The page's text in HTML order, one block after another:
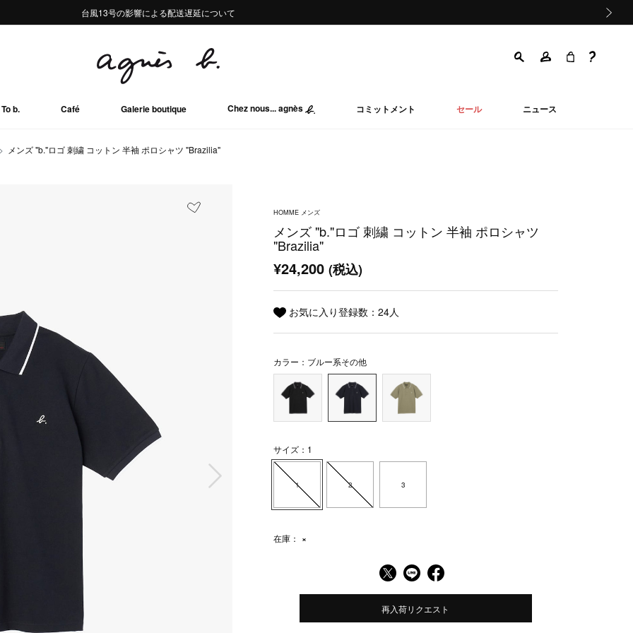
熊本地域地震の影響による配送遅延について
Summer Sale 2buy10%OFF!!
台風13号の影響による配送遅延について
熊本地域地震の影響による配送遅延について
Summer Sale 2buy10%OFF!!
To b. Café Galerie boutique Chez nous... agnès コミットメント セール ニュース
メンズ "b."ロゴ 刺繍 コットン 半袖 ポロシャツ "Brazilia"
HOMME メンズ
メンズ "b."ロゴ 刺繍 コットン 半袖 ポロシャツ
"Brazilia"
¥24,200(税込)
お気に入り登録数：24人
カラー：ブルー系その他
サイズ：1
1 2 3
在庫： ×
再入荷リクエスト